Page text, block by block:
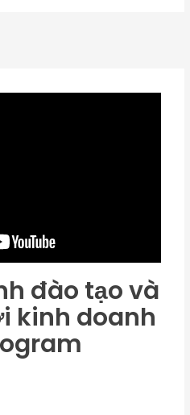
đào tạo và
kinh doanh